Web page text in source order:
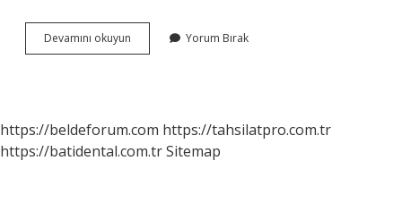
Devamını okuyun
Kullanmak
Yorum Bırak
https://beldeforum.com https://tahsilatpro.com.tr
https://batidental.com.trSitemap